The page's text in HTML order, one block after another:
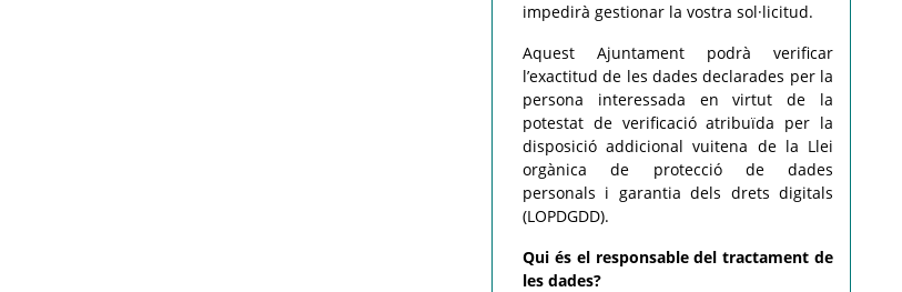
impedirà gestionar la vostra sol·licitud.
Aquest Ajuntament podrà verificar
l’exactitud de les dades declarades per la
persona interessada en virtut de la
potestat de verificació atribuïda per la
disposició addicional vuitena de la Llei
orgànica de protecció de dades
personals i garantia dels drets digitals
(LOPDGDD).
Qui és el responsable del tractament de
les dades?